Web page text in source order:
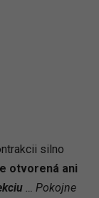
silno
otvorená ani
… Pokojne